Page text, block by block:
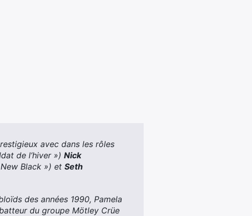
avec dans les rôles
de l’hiver ») Nick
Black ») et Seth
des années 1990, Pamela
du groupe Mötley Crüe